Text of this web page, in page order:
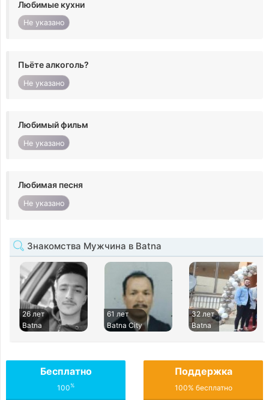
Любимые кухни
Не указано
Пьёте алкоголь?
Не указано
Любимый фильм
Не указано
Любимая песня
Не указано
Знакомства Мужчина в Batna
26 лет
Batna
61 лет
Batna City
32 лет
Batna
Бесплатно
100%
Поддержка
100% бесплатно